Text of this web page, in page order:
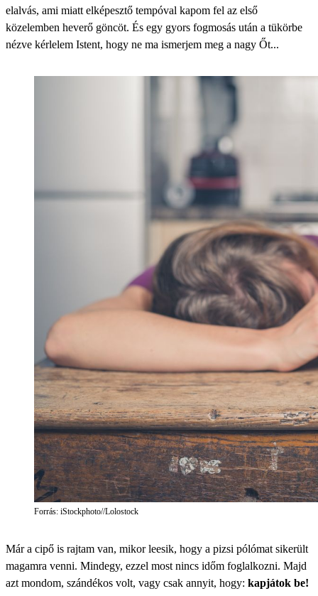
elalvás, ami miatt elképesztő tempóval kapom fel az első
közelemben heverő göncöt. És egy gyors fogmosás után a tükörbe
nézve kérlelem Istent, hogy ne ma ismerjem meg a nagy Őt...
Forrás: iStockphoto//Lolostock
Már a cipő is rajtam van, mikor leesik, hogy a pizsi pólómat sikerült
magamra venni. Mindegy, ezzel most nincs időm foglalkozni. Majd
azt mondom, szándékos volt, vagy csak annyit, hogy: kapjátok be!